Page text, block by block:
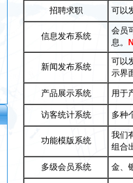
招聘求职 可以
信息发布系统
会员
息。
新闻发布系统
可以
示界
产品展示系统 用于
访客统计系统 多种
功能模版系统
我们
组合
多级会员系统 金、